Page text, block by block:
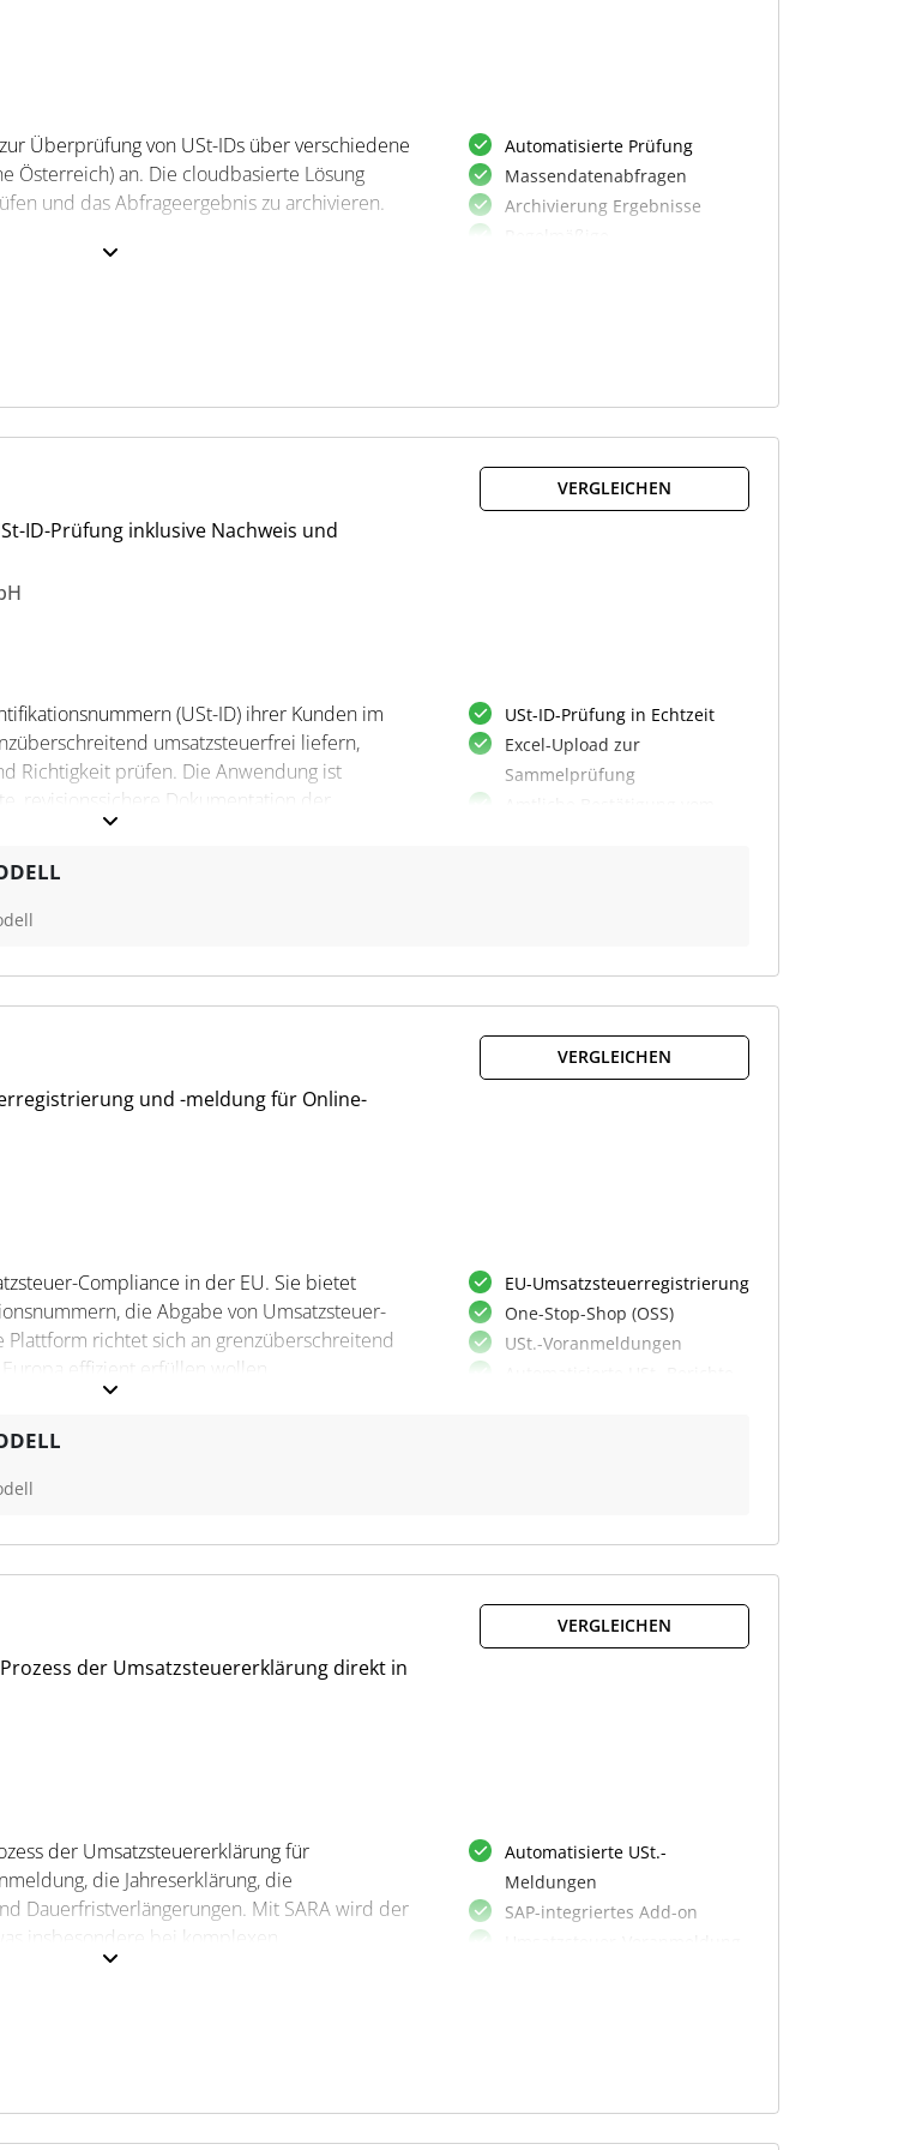
Überprüfung von USt-IDs über verschiedene
Österreich) an. Die cloudbasierte Lösung
und das Abfrageergebnis zu archivieren.
Datenbanken für diverse
in die bestehenden Abrechnungs- und
im ERP-System verfügbar gemacht werden.
Automatisierte Prüfung
Massendatenabfragen
Archivierung Ergebnisse
ID-Prüfung inklusive Nachweis und
VERGLEICHEN
(USt-ID) ihrer Kunden im
umsatzsteuerfrei liefern,
Richtigkeit prüfen. Die Anwendung ist
revisionssichere Dokumentation der
qualifizierte Bestätigungen durch das
in Deutschland, und regelmäßige Updates
USt-ID-Prüfung in Echtzeit
Excel-Upload zur
Sammelprüfung
Länder
Einzel- und Sammelprüfung
Signierte PDF-Bestätigung
Schnittstelle zum BZSt
und -meldung für Online-
VERGLEICHEN
Compliance in der EU. Sie bietet
die Abgabe von Umsatzsteuer-
richtet sich an grenzüberschreitend
effizient erfüllen wollen.
Mit der Tax Letter Inbox können
EU-Umsatzsteuerregistrierung
One-Stop-Shop (OSS)
USt.-Voranmeldungen
DATEV-Export
der Umsatzsteuererklärung direkt in
VERGLEICHEN
der Umsatzsteuererklärung für
die Jahreserklärung, die
Dauerfristverlängerungen. Mit SARA wird der
insbesondere bei komplexen
Tätigkeiten und sorgt für eine reibungslose
Automatisierte USt.-
Meldungen
SAP-integriertes Add-on
Flexibles